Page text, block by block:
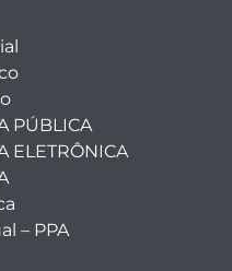
PÚBLICA
ELETRÔNICA
– PPA